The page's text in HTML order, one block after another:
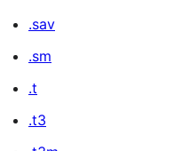
.sav
.sm
.t
.t3